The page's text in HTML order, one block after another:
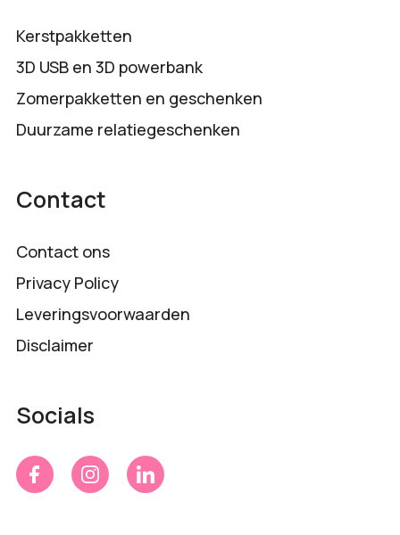
Kerstpakketten
3D USB en 3D powerbank
Zomerpakketten en geschenken
Duurzame relatiegeschenken
Contact
Contact ons
Privacy Policy
Leveringsvoorwaarden
Disclaimer
Socials